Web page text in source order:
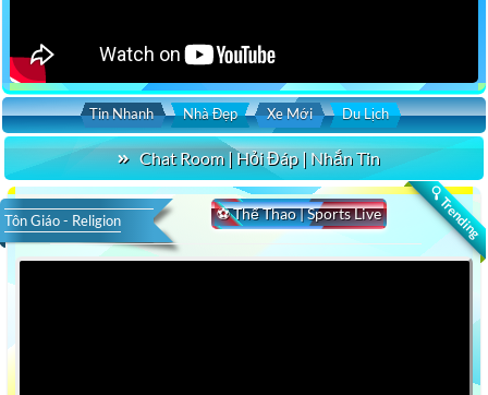
Tin Nhanh Nhà Đẹp Xe Mới Du Lịch
Chat Room | Hỏi Đáp | Nhắn Tin
🔍 Trending
⚽ Thể Thao | Sports Live
Tôn Giáo - Religion